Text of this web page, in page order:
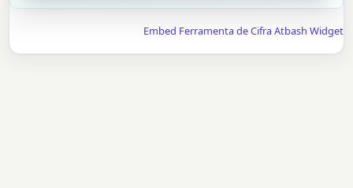
Embed Ferramenta de Cifra Atbash Widget